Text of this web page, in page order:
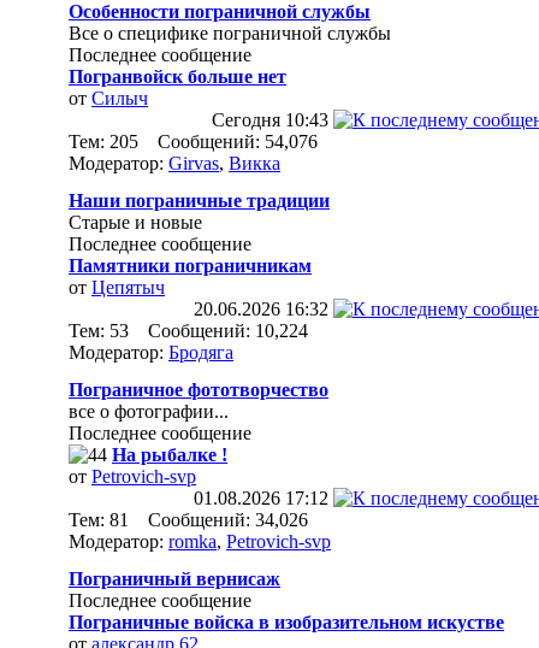
Особенности пограничной службы
Все о специфике пограничной службы
Последнее сообщение
Погранвойск больше нет
от Силыч
Сегодня 10:43
Тем: 205 Сообщений: 54,076
Модератор: Girvas, Викка
Наши пограничные традиции
Старые и новые
Последнее сообщение
Памятники пограничникам
от Цепятыч
20.06.2026 16:32
Тем: 53 Сообщений: 10,224
Модератор: Бродяга
Пограничное фототворчество
все о фотографии...
Последнее сообщение
На рыбалке !
от Petrovich-svp
01.08.2026 17:12
Тем: 81 Сообщений: 34,026
Модератор: romka, Petrovich-svp
Пограничный вернисаж
Последнее сообщение
Пограничные войска в изобразительном искустве
от александр 62